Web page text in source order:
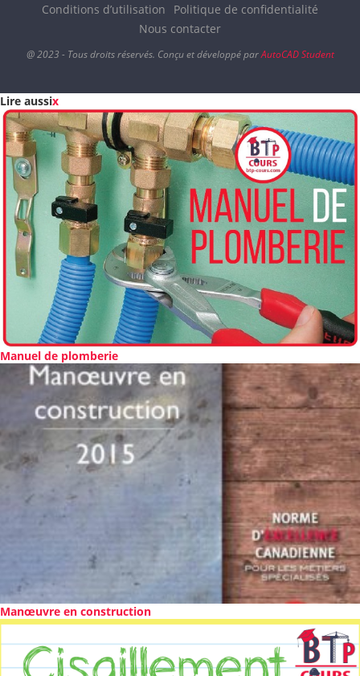
Conditions d’utilisation
Politique de confidentialité
Nous contacter
@ 2023 - Tous droits réservés. Conçu et développé parAutoCAD Student
Lire aussix
Manuel de plomberie
Manœuvre en construction